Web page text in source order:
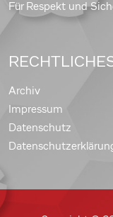
Für Respekt und
Archiv
Impressum
Datenschutz